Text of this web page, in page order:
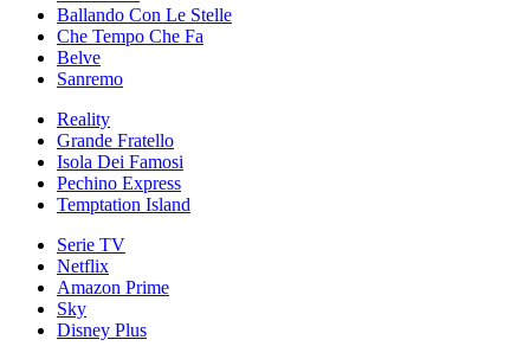
Ballando Con Le Stelle
Che Tempo Che Fa
Belve
Sanremo
Reality
Grande Fratello
Isola Dei Famosi
Pechino Express
Temptation Island
Serie TV
Netflix
Amazon Prime
Sky
Disney Plus